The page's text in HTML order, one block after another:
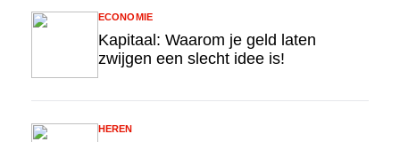
Kapitaal: Waarom je geld laten
zwijgen een slecht idee is!
ECONOMIE
HEREN